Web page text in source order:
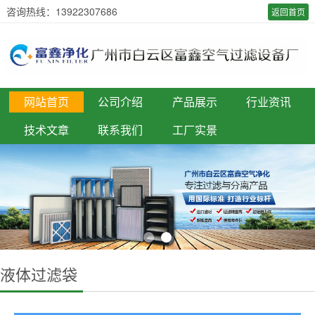
返回首页
咨询热线：13922307686
网站首页 公司介绍 产品展示
行业资讯
技术文章
联系我们 工厂实景
液体过滤袋